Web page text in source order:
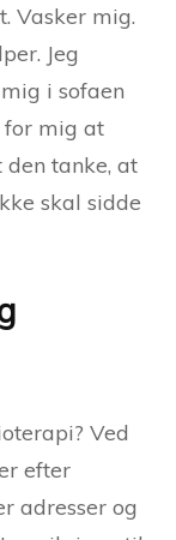
Vasker mig.
Jeg
i sofaen
for mig at
tanke, at
skal sidde
Ved
efter
adresser og